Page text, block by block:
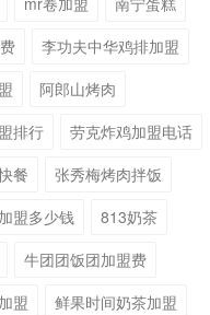
李功夫中华鸡排加盟
阿郎山烤肉
排行
劳克炸鸡加盟电话
餐
张秀梅烤肉拌饭
盟多少钱
813奶茶
牛团团饭团加盟费
盟
鲜果时间奶茶加盟